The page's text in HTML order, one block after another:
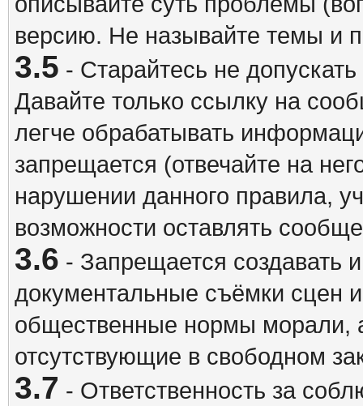
версию. Не называйте темы
3.5 - Старайтесь не
Давайте только ссылку на
легче обрабатывать
запрещается (отвечайте на
нарушении данного правила,
возможности оставлять
3.6 - Запрещается создавать
документальные съёмки сцен
общественные нормы морали,
отсутствующие в свободном
3.7 - Ответственность за